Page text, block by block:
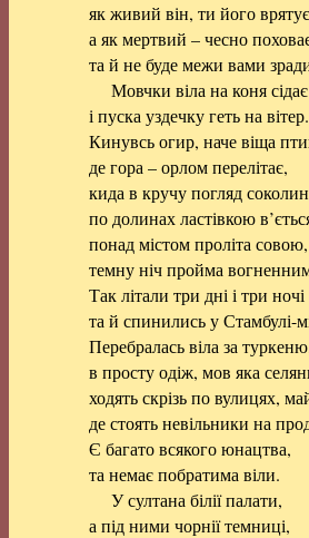
як живий він, ти його
а як мертвий – чесно
та й не буде межи вами
Мовчки віла на коня сідає
і пуска уздечку геть на вітер.
Кинувсь огир, наче віща
де гора – орлом перелітає,
кида в кручу погляд
по долинах ластівкою
понад містом проліта совою,
темну ніч пройма
Так літали три дні і три ночі
та й спинились у Стамбулі-
Перебралась віла за
в просту одіж, мов яка
ходять скрізь по вулицях,
де стоять невільники на
Є багато всякого юнацтва,
та немає побратима віли.
У султана білії палати,
а під ними чорнії темниці,